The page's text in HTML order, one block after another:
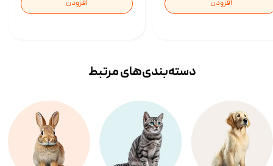
افزودن افزودن
دسته‌بندی‌‌های مرتبط